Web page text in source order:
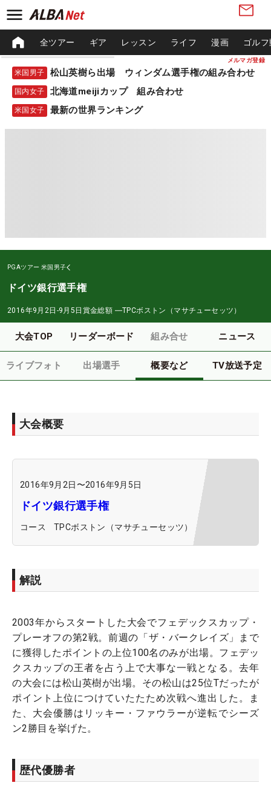
メルマガ登録
全ツアー ギア レッスン ライフ 漫画 ゴル
米国男子 松山英樹ら出場 ウィンダム選手権の組み合わせ
国内女子 北海道meijiカップ 組み合わせ
米国女子 最新の世界ランキング
PGAツアー 米国男子
ドイツ銀行選手権
2016年9月2日-9月5日 賞金総額 ―TPCボストン（マサチューセッツ）
大会TOP リーダーボード 組み合せ ニュース
ライブフォト 出場選手 概要など TV放送予定
大会概要
2016年9月2日 〜2016年9月5日
ドイツ銀行選手権
コース TPCボストン（マサチューセッツ）
解説
2003年からスタートした大会でフェデックスカップ・
プレーオフの第2戦。前週の「ザ・バークレイズ」まで
に獲得したポイントの上位100名のみが出場。フェデッ
クスカップの王者を占う上で大事な一戦となる。去年
の大会には松山英樹が出場。その松山は25位Tだったが
ポイント上位につけていたたため次戦へ進出した。ま
た、大会優勝はリッキー・ファウラーが逆転でシーズ
ン2勝目を挙げた。
歴代優勝者